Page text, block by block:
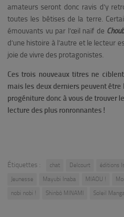
amateurs seront donc ravis d’y
toutes les bêtises de la terre.
émouvants vu par l’œil naïf de
d’une histoire à l’autre et le lecteur
joie de vivre des protagonistes.
Ces trois nouveaux titres ne
mais les deux derniers peuvent
progéniture donc à vous de trouver
lecture des plus ronronnantes !
Étiquettes : chat Delcourt éditions
Jeunesse
Mayubi Inaba MIAOU !
nobi nobi !
Shinbô MINAMI Soleil